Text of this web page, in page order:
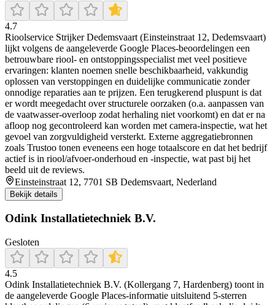
4.7
Rioolservice Strijker Dedemsvaart (Einsteinstraat 12, Dedemsvaart)
lijkt volgens de aangeleverde Google Places-beoordelingen een
betrouwbare riool- en ontstoppingsspecialist met veel positieve
ervaringen: klanten noemen snelle beschikbaarheid, vakkundig
oplossen van verstoppingen en duidelijke communicatie zonder
onnodige reparaties aan te prijzen. Een terugkerend pluspunt is dat
er wordt meegedacht over structurele oorzaken (o.a. aanpassen van
de vaatwasser-overloop zodat herhaling niet voorkomt) en dat er na
afloop nog gecontroleerd kan worden met camera-inspectie, wat het
gevoel van zorgvuldigheid versterkt. Externe aggregatiebronnen
zoals Trustoo tonen eveneens een hoge totaalscore en dat het bedrijf
actief is in riool/afvoer-onderhoud en -inspectie, wat past bij het
beeld uit de reviews.
Einsteinstraat 12, 7701 SB Dedemsvaart, Nederland
Bekijk details
Odink Installatietechniek B.V.
Gesloten
4.5
Odink Installatietechniek B.V. (Kollergang 7, Hardenberg) toont in
de aangeleverde Google Places-informatie uitsluitend 5-sterren